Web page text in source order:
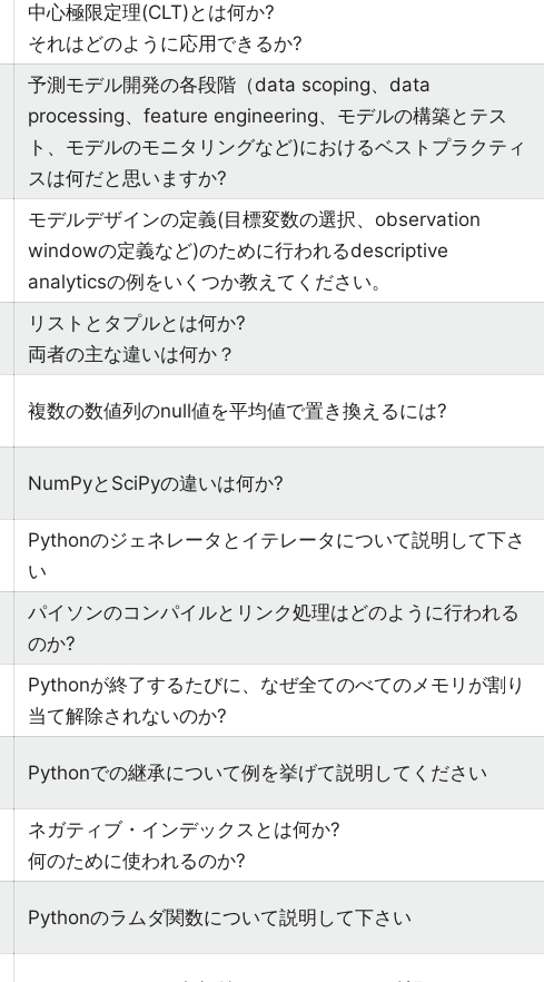
中心極限定理(CLT)とは何か?
それはどのように応用できるか?
予測モデル開発の各段階（data scoping、data
processing、feature engineering、モデルの構築とテス
ト、モデルのモニタリングなど)におけるベストプラクティ
スは何だと思いますか?
モデルデザインの定義(目標変数の選択、observation
windowの定義など)のために行われるdescriptive
analyticsの例をいくつか教えてください。
リストとタプルとは何か?
両者の主な違いは何か？
複数の数値列のnull値を平均値で置き換えるには?
NumPyとSciPyの違いは何か?
Pythonのジェネレータとイテレータについて説明して下さ
い
パイソンのコンパイルとリンク処理はどのように行われる
のか?
Pythonが終了するたびに、なぜ全てのべてのメモリが割り
当て解除されないのか?
Pythonでの継承について例を挙げて説明してください
ネガティブ・インデックスとは何か?
何のために使われるのか?
Pythonのラムダ関数について説明して下さい